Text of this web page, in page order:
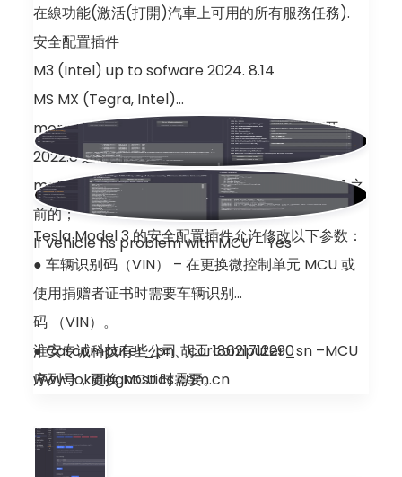
在線功能(激活(打開)汽車上可用的所有服務任務).
安全配置插件
M3 (Intel) up to sofware 2024. 8.14
MS MX (Tegra, Intel)
more then 2022.8 (Tegra) ，LC005 可以打开
2022.8 之前的;
mote then 2021 (Intel) ，LC005 可以打开 2021 之
前的；
If vehicle hs problem with MCU – Yes
Tesla Model 3 的安全配置插件允许修改以下参数：
● 车辆识别码（VIN） – 在更换微控制单元 MCU 或
使用捐赠者证书时需要车辆识别
码 （VIN）。
● Carcomputer_pn、carcomputer_sn –MCU
序列号，更换 MCU 时需要。
改为欧洲标准，以及使面向亚洲市
场的车辆适配欧洲标准时，此操作必不可少。
淮安专诚科技有些公司 胡工 18621712290
www.lokidiagnostics.com.cn